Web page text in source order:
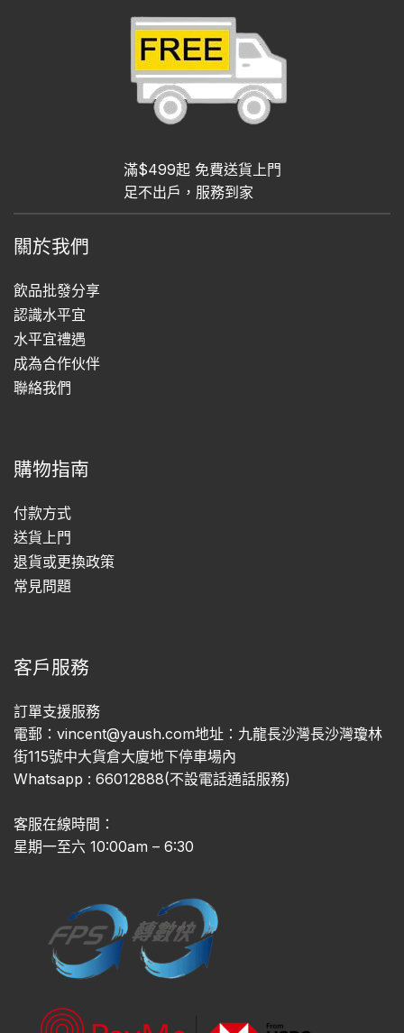
滿$499起 免費送貨上門
足不出戶，服務到家
關於我們
飲品批發分享
認識水平宜
水平宜禮遇
成為合作伙伴
聯絡我們
購物指南
付款方式
送貨上門
退貨或更換政策
常見問題
客戶服務
訂單支援服務
電郵：vincent@yaush.com地址：九龍長沙灣長沙灣瓊林
街115號中大貨倉大廈地下停車場內
Whatsapp : 66012888(不設電話通話服務)
客服在線時間：
星期一至六 10:00am – 6:30